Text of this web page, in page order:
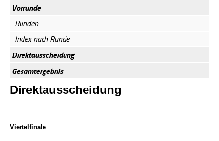
Vorrunde
Runden
Index nach Runde
Direktausscheidung
Gesamtergebnis
Direktausscheidung
Viertelfinale